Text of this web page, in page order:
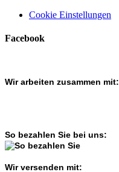
Cookie Einstellungen
Facebook
Wir arbeiten zusammen mit:
So bezahlen Sie bei uns:
Wir versenden mit: